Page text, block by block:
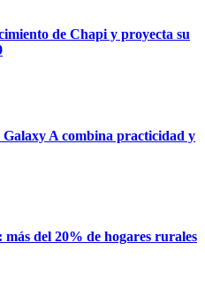
de Chapi y proyecta su
Galaxy A combina practicidad y
del 20% de hogares rurales